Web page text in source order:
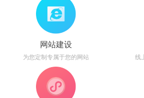
网站建设
为您定制专属于您的网站 线